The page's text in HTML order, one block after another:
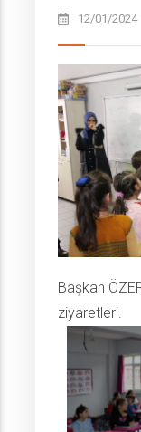
12/01/2024
Başkan
ziyaretleri.